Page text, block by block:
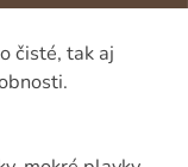
čisté, tak aj